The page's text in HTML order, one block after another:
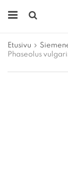
Etusivu
Phaseolus